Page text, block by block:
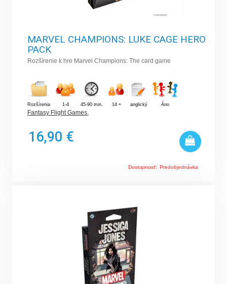
MARVEL CHAMPIONS: LUKE CAGE HERO
PACK
Rozšírenie k hre Marvel Champions: The card game
Rozšírenia 1-4 45-90 min. 14 + anglický Áno
Fantasy Flight Games,
16,90 €
Dostupnosť: Predobjednávka